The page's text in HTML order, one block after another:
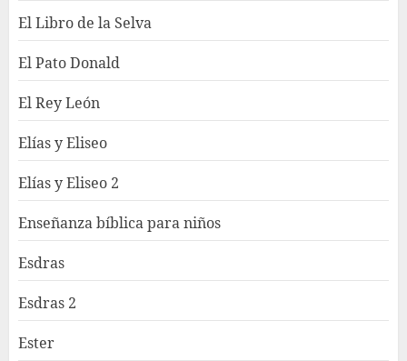
El Libro de la Selva
El Pato Donald
El Rey León
Elías y Eliseo
Elías y Eliseo 2
Enseñanza bíblica para niños
Esdras
Esdras 2
Ester